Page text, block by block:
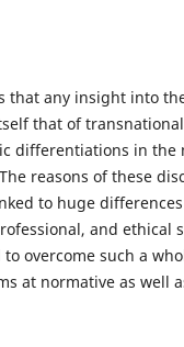
that any insight into
that of
differentiations in the
reasons of these
to huge
and ethical
overcome such a
at normative as well